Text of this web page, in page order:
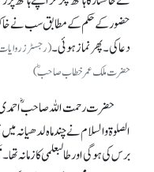
حضور کے حکم کے مطابق سب نے
دعا کی۔ پھر نماز ہوئی۔
حضرت ملک عمر خطاب صاحبؓ)
حضرت رحمت اللہ صاحبؓ احمدی
الصلوۃ والسلام نے چند ماہ لدھیانہ
برس کی ہو گی اور طالبعلمی کا